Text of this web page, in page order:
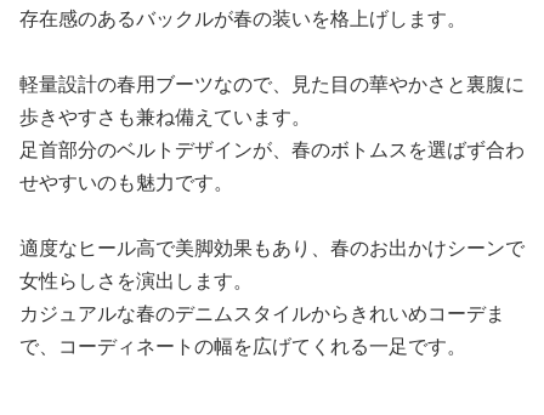
存在感のあるバックルが春の装いを格上げします。
軽量設計の春用ブーツなので、見た目の華やかさと裏腹に
歩きやすさも兼ね備えています。
足首部分のベルトデザインが、春のボトムスを選ばず合わ
せやすいのも魅力です。
適度なヒール高で美脚効果もあり、春のお出かけシーンで
女性らしさを演出します。
カジュアルな春のデニムスタイルからきれいめコーデま
で、コーディネートの幅を広げてくれる一足です。